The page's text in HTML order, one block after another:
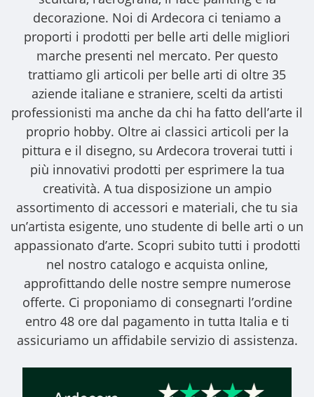
decorazione. Noi di Ardecora ci teniamo a
proporti i prodotti per belle arti delle migliori
marche presenti nel mercato. Per questo
trattiamo gli articoli per belle arti di oltre 35
aziende italiane e straniere, scelti da artisti
professionisti ma anche da chi ha fatto dell’arte il
proprio hobby. Oltre ai classici articoli per la
pittura e il disegno, su Ardecora troverai tutti i
più innovativi prodotti per esprimere la tua
creatività. A tua disposizione un ampio
assortimento di accessori e materiali, che tu sia
un’artista esigente, uno studente di belle arti o un
appassionato d’arte. Scopri subito tutti i prodotti
nel nostro catalogo e acquista online,
approfittando delle nostre sempre numerose
offerte. Ci proponiamo di consegnarti l’ordine
entro 48 ore dal pagamento in tutta Italia e ti
assicuriamo un affidabile servizio di assistenza.